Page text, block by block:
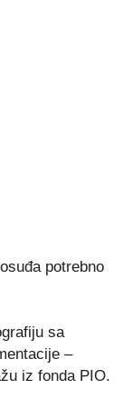
potrebno
sa
–
iz fonda PIO.